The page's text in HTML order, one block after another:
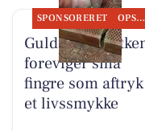
SPONSORERET OPSLAGSTAVLEN
Guldsmed
foreviger små
fingre som
et livssmykke